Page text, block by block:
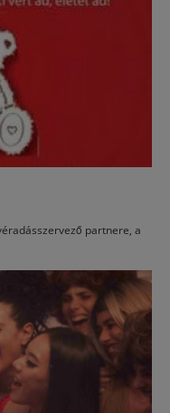
partnere, a